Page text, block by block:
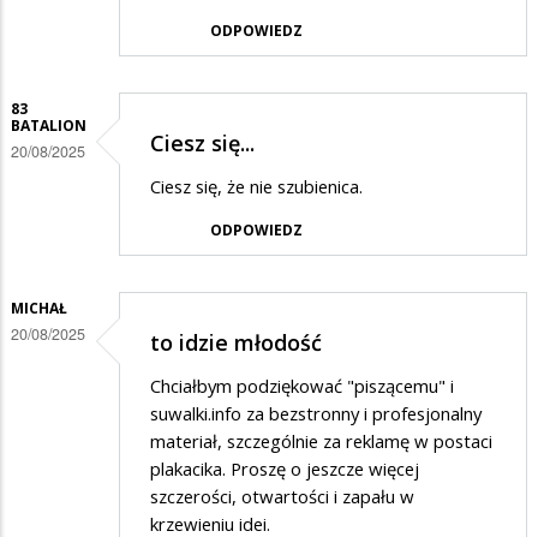
ODPOWIEDZ
83
BATALION
20/08/2025 Ciesz się...
Ciesz się, że nie szubienica.
ODPOWIEDZ
MICHAŁ
20/08/2025 to idzie młodość
Chciałbym podziękować "piszącemu" i
suwalki.info za bezstronny i profesjonalny
materiał, szczególnie za reklamę w postaci
plakacika. Proszę o jeszcze więcej
szczerości, otwartości i zapału w
krzewieniu idei.